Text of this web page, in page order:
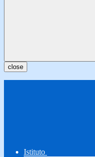
close
Istituto